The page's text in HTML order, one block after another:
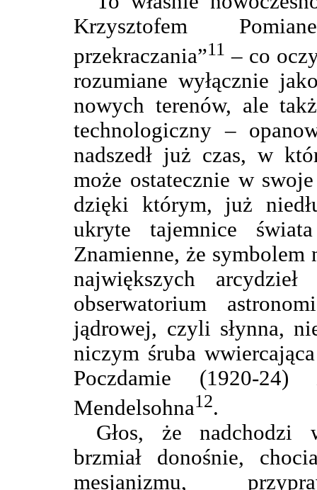
Krzysztofem
przekraczania”11 – co
rozumiane wyłącznie
nowych terenów, ale
technologiczny –
nadszedł już czas, w
może ostatecznie w
dzięki którym, już
ukryte tajemnice
Znamienne, że
największych
obserwatorium
jądrowej, czyli słynna,
niczym śruba
Poczdamie (1920-24)
Mendelsohna12.
Głos, że nadchodzi
brzmiał donośnie,
mesjanizmu,